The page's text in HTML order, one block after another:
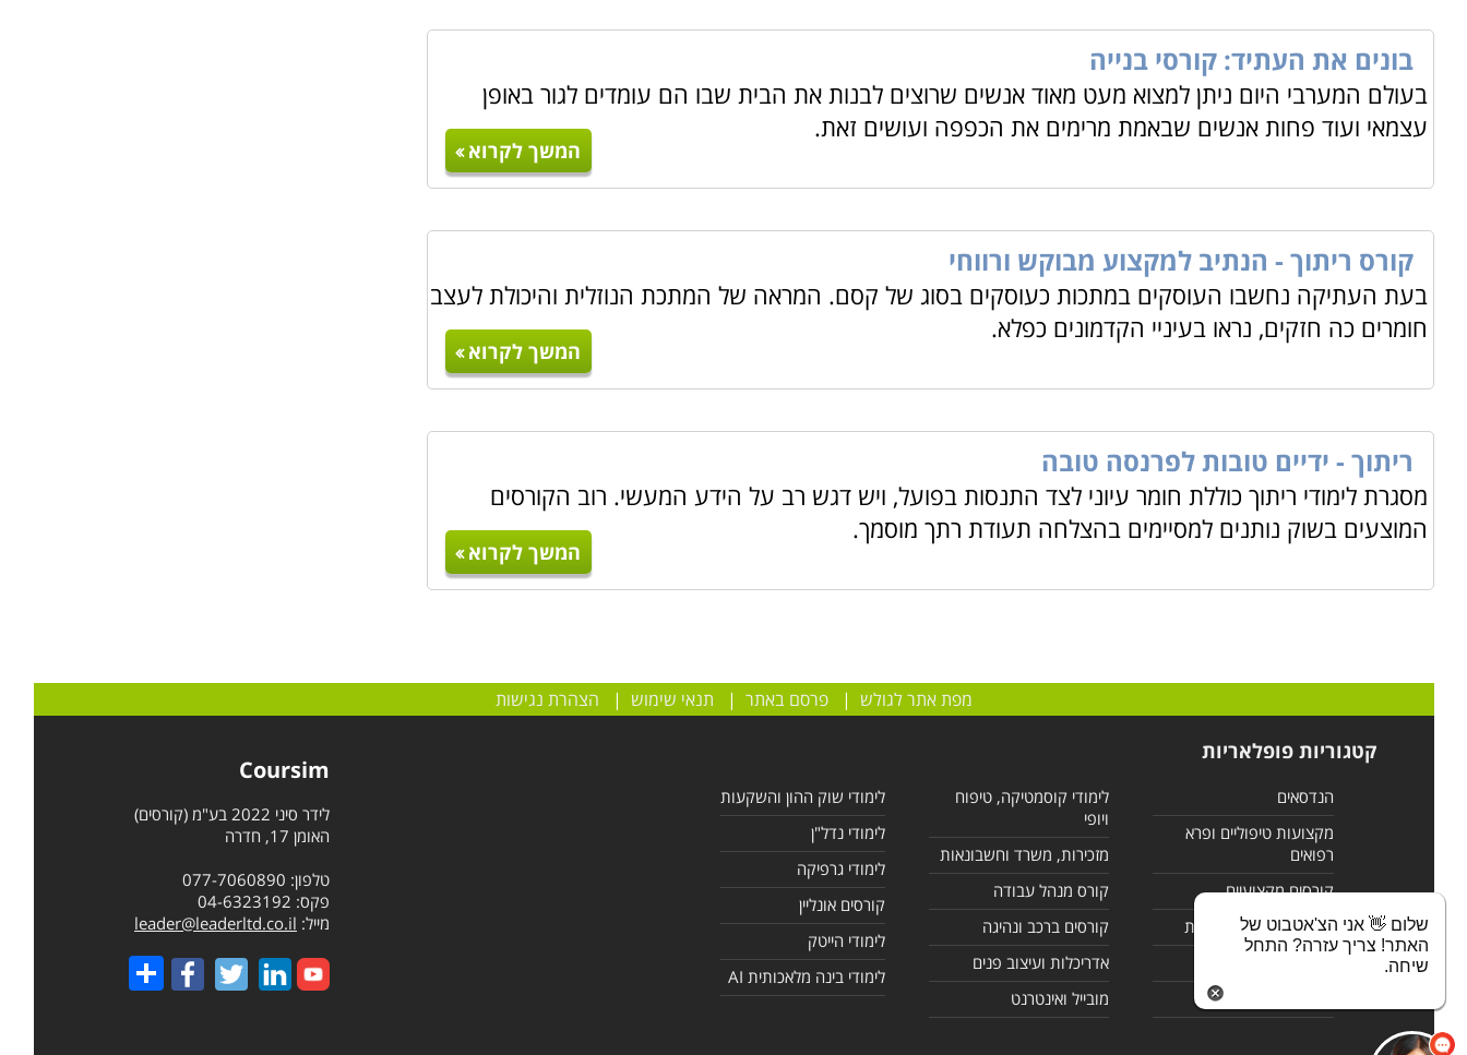
כניסת ה- CNC לשוק עברו כל המפעלים לשיטה זו במהירות, דבר אשר הפך את החריטה הידנית לנחלתם של אומנים בלבד.
למי מתאימים הלימודים
הלימודים הינם מותאמים לכל מי שמי שמעוניין בהכשרה מקצועית אשר מעניקה מקצוע מבוקש ועבודה יציבה.
מה לומדים
קורס זה יגיעו בסיום הקורס לרמת שליטה גבוהה ביכולות המכונה, כך שיוכלו להפיק את המוצר האיכותי ביותר.
מתקדם יותר, יוכלו ללמוד להיות תכנתי CNC . בוגרי קורס זה יכירו את כלי התכנון והשרטוט, ילמדו להקים מודלים, להפיק שרטוטים
ממודל, לבצע סימולציות וליצור תכניות לסוגי בקרים שונים .
בונים את העתיד: קורסי בנייה
בעולם המערבי היום ניתן למצוא מעט מאוד אנשים שרוצים לבנות את הבית שבו הם עומדים לגור באופן
עצמאי ועוד פחות אנשים שבאמת מרימים את הכפפה ועושים זאת.
המשך לקרוא
קורס ריתוך - הנתיב למקצוע מבוקש ורווחי
בעת העתיקה נחשבו העוסקים במתכות כעוסקים בסוג של קסם. המראה של המתכת הנוזלית והיכולת לעצב
חומרים כה חזקים, נראו בעיניי הקדמונים כפלא.
המשך לקרוא
ריתוך - ידיים טובות לפרנסה טובה
מסגרת לימודי ריתוך כוללת חומר עיוני לצד התנסות בפועל, ויש דגש רב על הידע המעשי. רוב הקורסים
המוצעים בשוק נותנים למסיימים בהצלחה תעודת רתך מוסמך.
המשך לקרוא
מפת אתר לגולש |פרסם באתר | תנאי שימוש | הצהרת נגישות
קטגוריות פופלאריות
הנדסאים
מקצועות טיפוליים ופרא
רפואים
קורסים מקצועיים
לימודי מחשבים ורשתות
לימודי קוסמטיקה, טיפוח
ויופי
מזכירות, משרד וחשבונאות
קורס מנהל עבודה
קורסים ברכב ונהיגה
אדריכלות ועיצוב פנים
מובייל ואינטרנט
לימודי שוק ההון והשקעות
לימודי נדל"ן
לימודי גרפיקה
קורסים אונליין
לימודי הייטק
לימודי בינה מלאכותית AI
Coursim
לידר סיני 2022 בע"מ (קורסים)
האומן 17, חדרה
טלפון: 077-7060890
פקס: 04-6323192
מייל: leader@leaderltd.co.il
Share
שלום 👋 אני הצ'אטבוט של
האתר! צריך עזרה? התחל
שיחה.